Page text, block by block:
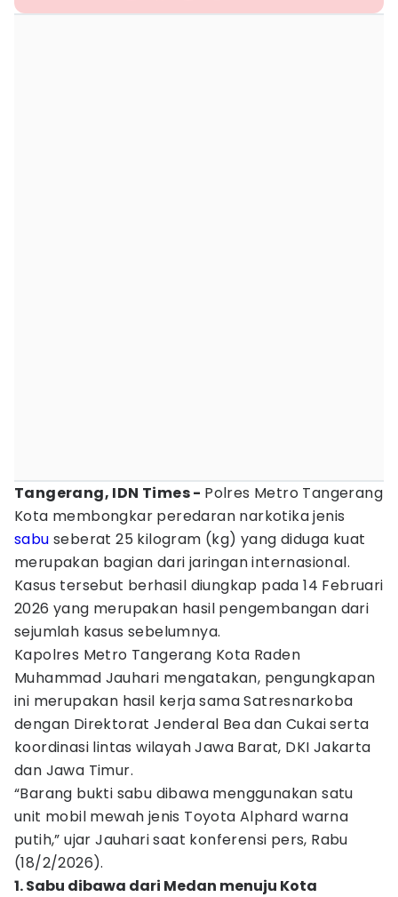
Tangerang, IDN Times - Polres Metro Tangerang
Kota membongkar peredaran narkotika jenis
sabu seberat 25 kilogram (kg) yang diduga kuat
merupakan bagian dari jaringan internasional.
Kasus tersebut berhasil diungkap pada 14 Februari
2026 yang merupakan hasil pengembangan dari
sejumlah kasus sebelumnya.
Kapolres Metro Tangerang Kota Raden
Muhammad Jauhari mengatakan, pengungkapan
ini merupakan hasil kerja sama Satresnarkoba
dengan Direktorat Jenderal Bea dan Cukai serta
koordinasi lintas wilayah Jawa Barat, DKI Jakarta
dan Jawa Timur.
“Barang bukti sabu dibawa menggunakan satu
unit mobil mewah jenis Toyota Alphard warna
putih,” ujar Jauhari saat konferensi pers, Rabu
(18/2/2026).
1. Sabu dibawa dari Medan menuju Kota